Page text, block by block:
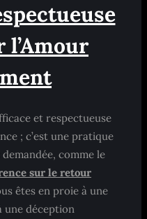
l’Amour
et respectueuse
; c’est une pratique
comme le
sur le retour
êtes en proie à une
une déception